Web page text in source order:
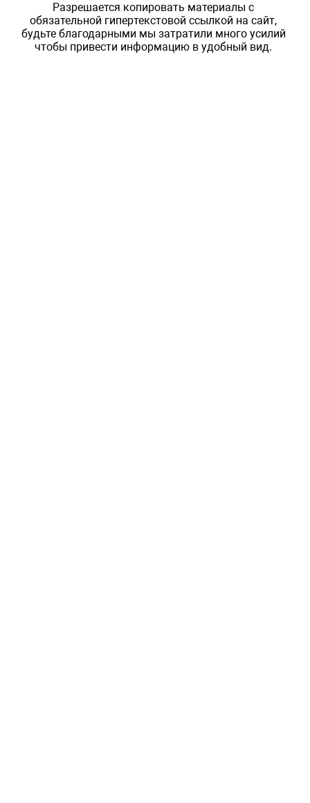
Разрешается копировать материалы с
обязательной гипертекстовой ссылкой на сайт,
будьте благодарными мы затратили много усилий
чтобы привести информацию в удобный вид.